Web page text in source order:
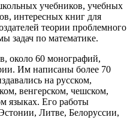
учебников, учебных
интересных книг для
теории проблемного
задач по математике.
около 60 монографий,
Им написаны более 70
на русском,
венгерском, чешском,
языках. Его работы
Литве, Белоруссии,